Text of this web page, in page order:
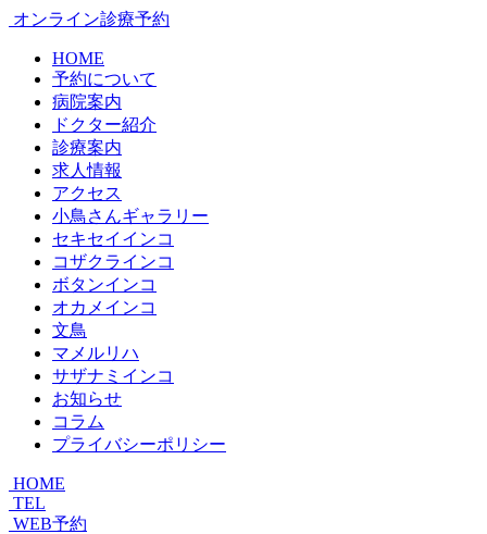
オンライン診療予約
HOME
予約について
病院案内
ドクター紹介
診療案内
求人情報
アクセス
小鳥さんギャラリー
セキセイインコ
コザクラインコ
ボタンインコ
オカメインコ
文鳥
マメルリハ
サザナミインコ
お知らせ
コラム
プライバシーポリシー
HOME
TEL
WEB予約